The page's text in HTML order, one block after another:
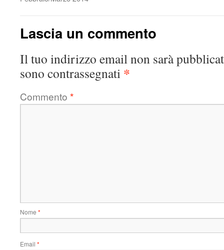
Lascia un commento
Il tuo indirizzo email non sarà
sono contrassegnati *
Commento *
Nome *
Email *